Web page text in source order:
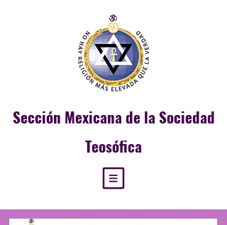
Sección Mexicana de la Sociedad
Teosófica